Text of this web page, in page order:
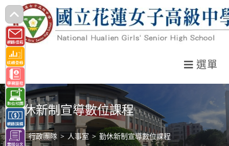
跳
轉
至
主
要
內
容
選單
勤休新制宣導數位課程
> 行政團隊 > 人事室 > 勤休新制宣導數位課程